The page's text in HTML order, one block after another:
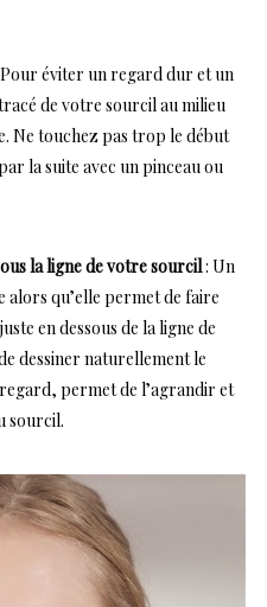
éviter un regard dur et un
de votre sourcil au milieu
Ne touchez pas trop le début
la suite avec un pinceau ou
la ligne de votre sourcil: Un
alors qu’elle permet de faire
en dessous de la ligne de
dessiner naturellement le
permet de l’agrandir et
sourcil.